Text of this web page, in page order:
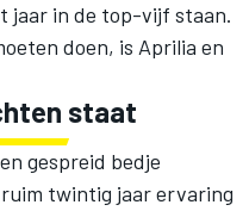
jaar in de top-vijf staan.
doen, is Aprilia en
staat
gespreid bedje
twintig jaar ervaring